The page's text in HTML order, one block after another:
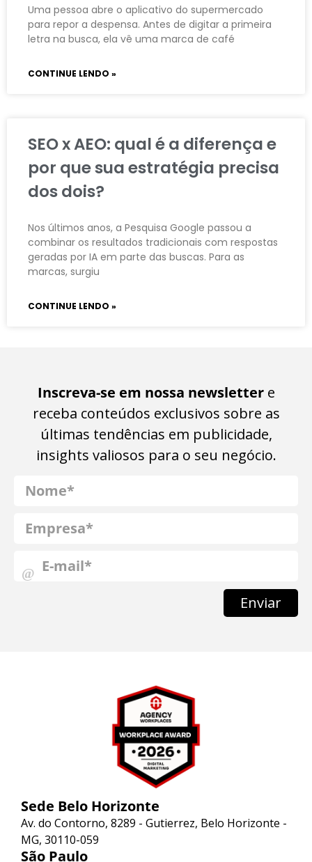
Uma pessoa abre o aplicativo do supermercado
para repor a despensa. Antes de digitar a primeira
letra na busca, ela vê uma marca de café
CONTINUE LENDO »
SEO x AEO: qual é a diferença e
por que sua estratégia precisa
dos dois?
Nos últimos anos, a Pesquisa Google passou a
combinar os resultados tradicionais com respostas
geradas por IA em parte das buscas. Para as
marcas, surgiu
CONTINUE LENDO »
Inscreva-se em nossa newslettere
receba conteúdos exclusivos sobre as
últimas tendências em publicidade,
insights valiosos para o seu negócio.
Enviar
Sede Belo Horizonte
Av. do Contorno, 8289 - Gutierrez, Belo Horizonte -
MG, 30110-059
São Paulo